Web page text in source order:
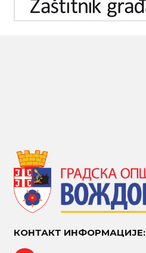
КОНТАКТ ИНФОРМАЦИЈЕ: